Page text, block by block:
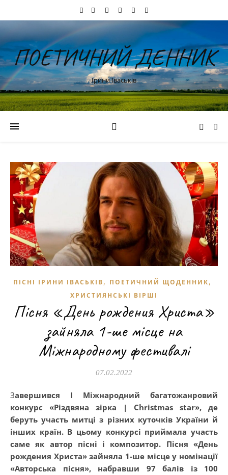
ПОЕТИЧНИЙ ДЕННИК
Ірини Іваськів
ПІСНІ ІРИНИ ІВАСЬКІВ, ПОЕТИЧНИЙ ЩОДЕННИК,
ХРИСТИЯНСЬКІ ВІРШІ
Пісня «День рождения Христа»
зайняла 1-ше місце на
Міжнародному фестивалі
07.02.2022
Завершився I Міжнародний багатожанровий
конкурс «Різдвяна зірка | Christmas star», де
беруть участь митці з різних куточків України й
інших країн. В цьому конкурсі приймала участь
саме як автор пісні і композитор. Пісня «День
рождения Христа» зайняла 1-ше місце у номінації
«Авторська пісня», набравши 97 балів із 100